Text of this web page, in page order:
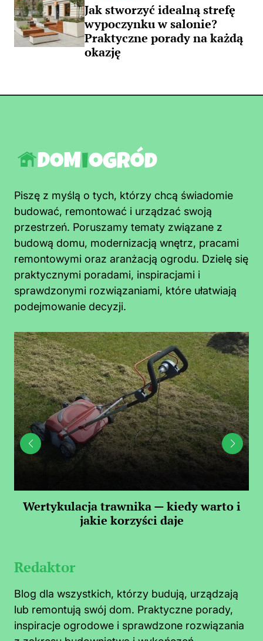
IN
Jak stworzyć idealną strefę
wypoczynku w salonie?
Praktyczne porady na każdą
okazję
Piszę z myślą o tych, którzy chcą świadomie
budować, remontować i urządzać swoją
przestrzeń. Poruszamy tematy związane z
budową domu, modernizacją wnętrz, pracami
remontowymi oraz aranżacją ogrodu. Dzielę się
praktycznymi poradami, inspiracjami i
sprawdzonymi rozwiązaniami, które ułatwiają
podejmowanie decyzji.
Wertykulacja trawnika — kiedy warto i
jakie korzyści daje
Redaktor
Blog dla wszystkich, którzy budują, urządzają
lub remontują swój dom. Praktyczne porady,
inspiracje ogrodowe i sprawdzone rozwiązania